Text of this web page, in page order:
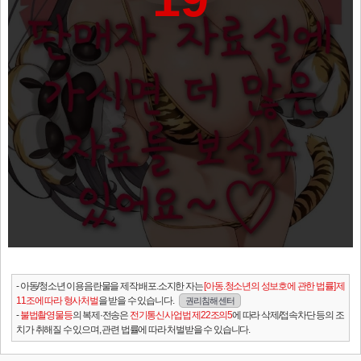
- 아동/청소년 이용음란물을 제작.배포.소지한 자는[아동.청소년의 성보호에 관한 법률] 제
11조에 따라 형사처벌을 받을 수 있습니다. 권리침해 센터
-불법촬영물등의 복제·전송은 전기통신사업법 제22조의5에 따라 삭제/접속차단 등의 조
치가 취해질 수 있으며, 관련 법률에 따라 처벌받을 수 있습니다.